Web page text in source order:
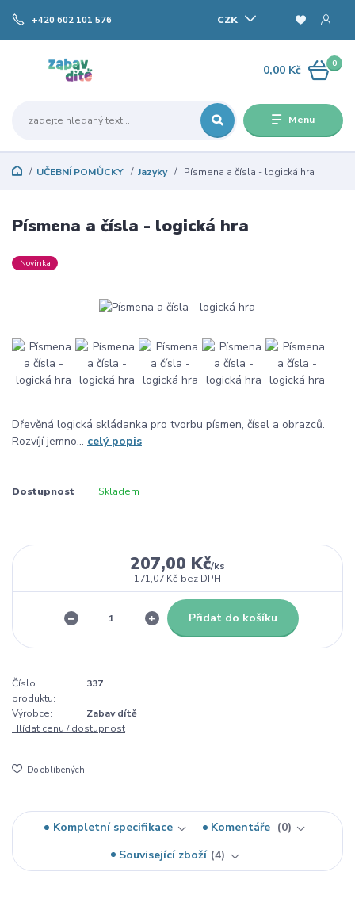
Menu
CZK
+420 602 101 576
0
0,00 Kč
UČEBNÍ POMŮCKY Jazyky Písmena a čísla - logická hra
Písmena a čísla - logická hra
Novinka
Dřevěná logická skládanka pro tvorbu písmen, čísel a obrazců.
Rozvíjí jemno... celý popis
Dostupnost Skladem
207,00 Kč/ks
171,07 Kč bez DPH
Přidat do košíku
Číslo
produktu:
337
Výrobce:
Zabav dítě
Hlídat cenu / dostupnost
Do oblíbených
Kompletní specifikace Komentáře
0
Související zboží 4